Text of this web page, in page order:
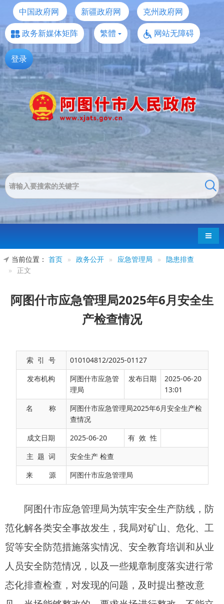
中国政府网 新疆政府网
克州政府网
政务新媒体矩阵
繁體 网站无障碍
登录
导航
当前位置： 首页 » 政务公开 » 应急管理局 » 隐患排查
»
正文
阿图什市应急管理局2025年6月安全生
产检查情况
索 引 号
010104812/2025-01127
发布机构
阿图什市应急管
理局
发布日期
2025-06-20
13:01
名 称
阿图什市应急管理局2025年6月安全生产检
查情况
成文日期
2025-06-20
有 效 性
主 题 词
安全生产 检查
来 源
阿图什市应急管理局
阿图什市应急管理局为筑牢安全生产防线，防
范化解各类安全事故发生，我局对矿山、危化、工
贸等安全防范措施落实情况、安全教育培训和从业
人员安全防范情况，以及一些规章制度落实进行常
见，当场能够整改的，要求当场进行整改，不能立
家，查找安全隐患8条。开展矿山安全大排查活动，
对辖区内金属非金属、砖瓦砂石料场开展安全隐患
排查等工作，检查矿山4家，查找安全隐患6条，已
全部整改完毕。对长期停产停建矿山开展安全巡
查，共巡查矿山3家。